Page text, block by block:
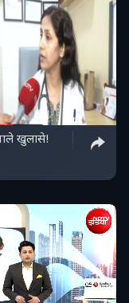
खुलासे!